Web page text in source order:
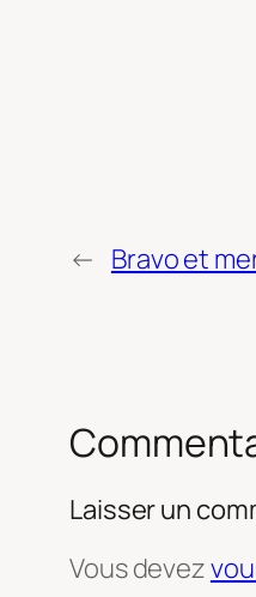
← Bravo et
Laisser un
Vous devez